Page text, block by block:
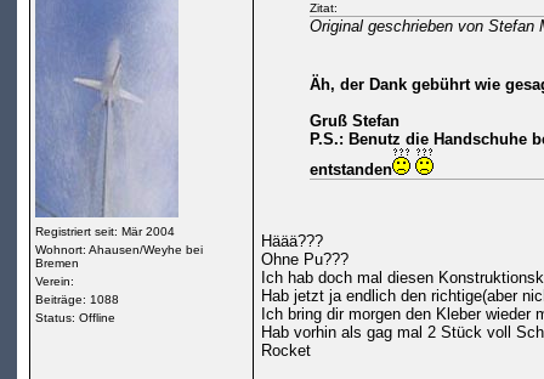
Registriert seit: Mär 2004
Wohnort: Ahausen/Weyhe bei
Bremen
Verein:
Beiträge: 1088
Status: Offline
Zitat:
Original geschrieben von Stefan
Äh, der Dank gebührt wie
Gruß Stefan
P.S.: Benutz die Handschuhe
entstanden
Häää???
Ohne Pu???
Ich hab doch mal diesen
Hab jetzt ja endlich den richtige(aber
Ich bring dir morgen den Kleber wieder
Hab vorhin als gag mal 2 Stück voll
Rocket